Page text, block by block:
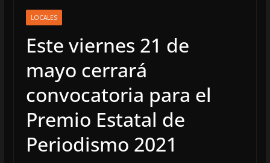
LOCALES
Este viernes 21 de
mayo cerrará
convocatoria para el
Premio Estatal de
Periodismo 2021